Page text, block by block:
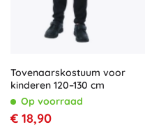
Tovenaarskostuum voor
kinderen 120–130 cm
Op voorraad
€ 18,90